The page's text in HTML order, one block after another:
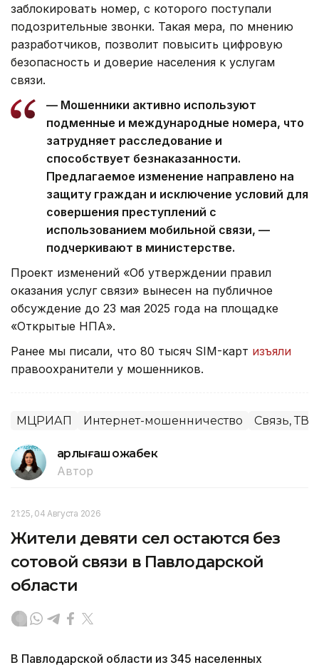
заблокировать номер, с которого поступали
подозрительные звонки. Такая мера, по мнению
разработчиков, позволит повысить цифровую
безопасность и доверие населения к услугам
связи.
— Мошенники активно используют
подменные и международные номера, что
затрудняет расследование и
способствует безнаказанности.
Предлагаемое изменение направлено на
защиту граждан и исключение условий для
совершения преступлений с
использованием мобильной связи, —
подчеркивают в министерстве.
Проект изменений «Об утверждении правил
оказания услуг связи» вынесен на публичное
обсуждение до 23 мая 2025 года на площадке
«Открытые НПА».
Ранее мы писали, что 80 тысяч SIM-карт изъяли
правоохранители у мошенников.
МЦРИАП Интернет-мошенничество Связь, ТВ,
Қарлығаш Қожабек
Автор
21:25, 04 Августа 2026
Жители девяти сел остаются без
сотовой связи в Павлодарской
области
В Павлодарской области из 345 населенных